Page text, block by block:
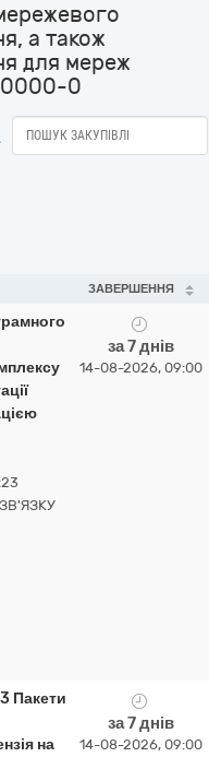
а також
для мереж
0
ЗАВЕРШЕННЯ
за 7 днів
14-08-2026, 09:00
Пакети
на
за 7 днів
14-08-2026, 09:00